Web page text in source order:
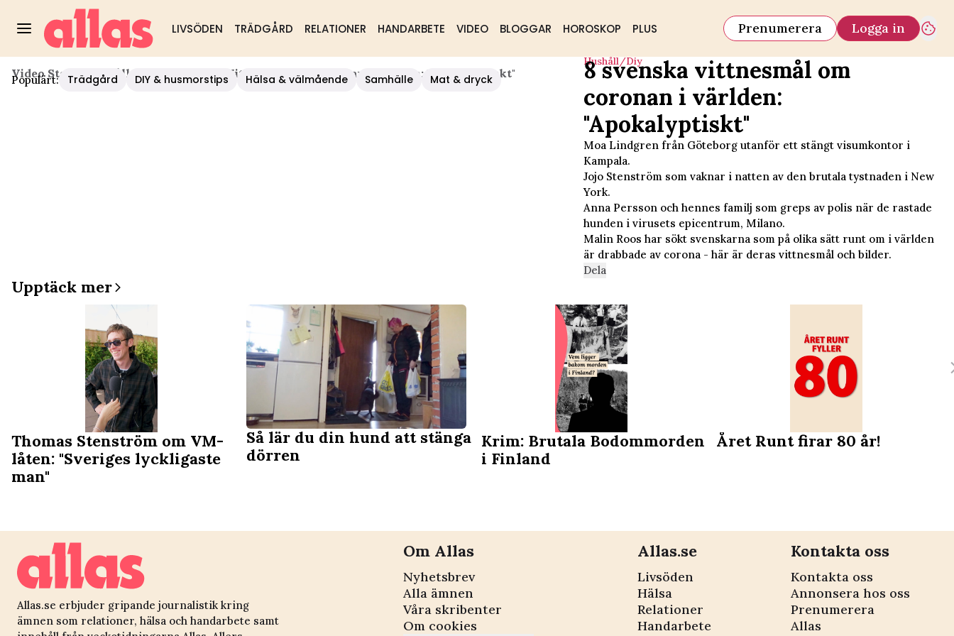
LIVSÖDEN TRÄDGÅRD RELATIONER HANDARBETE VIDEO BLOGGAR HOROSKOP PLUS Prenumerera Logga in
Populärt: Trädgård DIY & husmorstips Hälsa & välmående Samhälle Mat & dryck
Video Start / Hushåll/diy/8 Svenska Vittnesmål Om Coronan I Världen: "Apokalyptiskt"
Hushåll/diy
8 svenska vittnesmål om
coronan i världen:
"Apokalyptiskt"
Moa Lindgren från Göteborg utanför ett stängt visumkontor i
Kampala.
Jojo Stenström som vaknar i natten av den brutala tystnaden i New
York.
Anna Persson och hennes familj som greps av polis när de rastade
hunden i virusets epicentrum, Milano.
Malin Roos har sökt svenskarna som på olika sätt runt om i världen
är drabbade av corona - här är deras vittnesmål och bilder.
Dela
Upptäck mer
Thomas Stenström om VM-
låten: "Sveriges lyckligaste
man"
Så lär du din hund att stänga
dörren
Krim: Brutala Bodommorden
i Finland
Året Runt firar 80 år!
Allas.se erbjuder gripande journalistik kring
ämnen som relationer, hälsa och handarbete samt
Om Allas
Nyhetsbrev
Alla ämnen
Våra skribenter
Om cookies
Allas.se
Livsöden
Hälsa
Relationer
Handarbete
Kontakta oss
Kontakta oss
Annonsera hos oss
Prenumerera
Allas